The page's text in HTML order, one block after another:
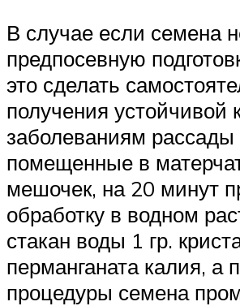
В случае если семена
предпосевную
это сделать
получения устойчивой
заболеваниям рассады
помещенные в
мешочек, на 20 минут
обработку в водном
стакан воды 1 гр.
перманганата калия, а
процедуры семена